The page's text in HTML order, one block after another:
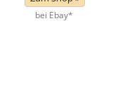
bei Ebay*